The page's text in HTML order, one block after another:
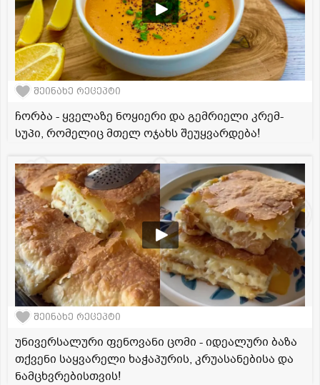
შეინახე რეცეპტი
ჩორბა - ყველაზე ნოყიერი და გემრიელი კრემ-
სუპი, რომელიც მთელ ოჯახს შეუყვარდება!
შეინახე რეცეპტი
უნივერსალური ფენოვანი ცომი - იდეალური ბაზა
თქვენი საყვარელი ხაჭაპურის, კრუასანებისა და
ნამცხვრებისთვის!